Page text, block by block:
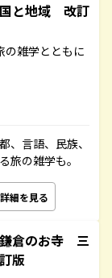
と地域 改訂
の雑学とともに
、言語、民族、
旅の雑学も。
詳細を見る
倉のお寺 三
版